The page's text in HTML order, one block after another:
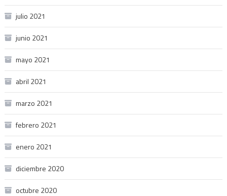
julio 2021
junio 2021
mayo 2021
abril 2021
marzo 2021
febrero 2021
enero 2021
diciembre 2020
octubre 2020